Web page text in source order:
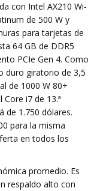
con Intel AX210 Wi-
de 500 W y
para tarjetas de
64 GB de DDR5
PCIe Gen 4. Como
duro giratorio de 3,5
de 1000 W 80+
i7 de 13.ª
de 1.750 dólares.
para la misma
en todos los
promedio. Es
respaldo alto con